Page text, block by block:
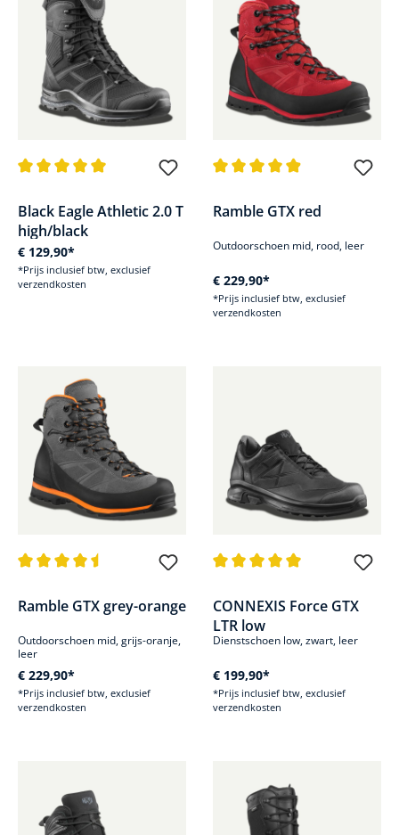
Black Eagle Athletic 2.0 T
high/black
€ 129,90*
*Prijs inclusief btw, exclusief
verzendkosten
Ramble GTX red
Outdoorschoen mid, rood, leer
€ 229,90*
*Prijs inclusief btw, exclusief
verzendkosten
Ramble GTX grey-orange
Outdoorschoen mid, grijs-oranje,
leer
€ 229,90*
*Prijs inclusief btw, exclusief
verzendkosten
CONNEXIS Force GTX
LTR low
Dienstschoen low, zwart, leer
€ 199,90*
*Prijs inclusief btw, exclusief
verzendkosten